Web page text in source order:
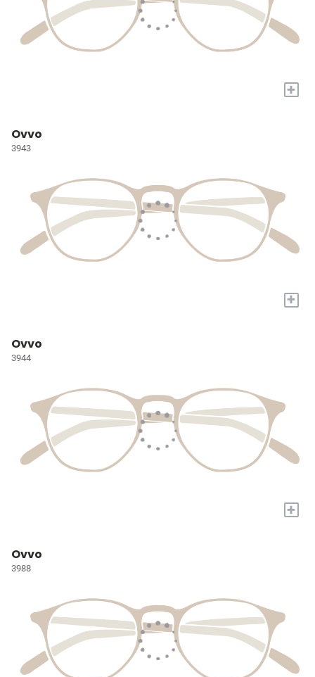
+
Ovvo
3943
+
Ovvo
3944
+
Ovvo
3988